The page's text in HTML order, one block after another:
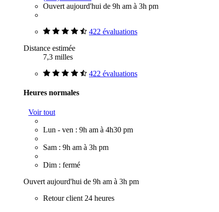
Ouvert aujourd'hui de 9h am à 3h pm
422 évaluations
Distance estimée
7,3 milles
422 évaluations
Heures normales
Voir tout
Lun - ven : 9h am à 4h30 pm
Sam : 9h am à 3h pm
Dim : fermé
Ouvert aujourd'hui de 9h am à 3h pm
Retour client 24 heures